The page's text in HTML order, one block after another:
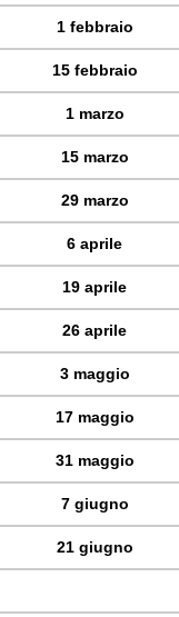
1 febbraio
15 febbraio
1 marzo
15 marzo
29 marzo
6 aprile
19 aprile
26 aprile
3 maggio
17 maggio
31 maggio
7 giugno
21 giugno